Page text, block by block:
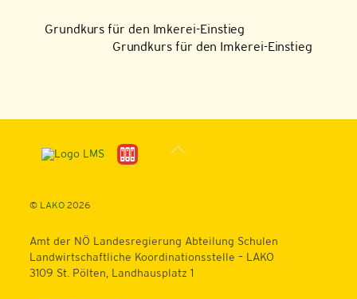
Grundkurs für den Imkerei-Einstieg
Grundkurs für den Imkerei-Einstieg
Back
© LAKO2026
Amt der NÖ Landesregierung Abteilung Schulen
Landwirtschaftliche Koordinationsstelle – LAKO
3109 St. Pölten, Landhausplatz 1